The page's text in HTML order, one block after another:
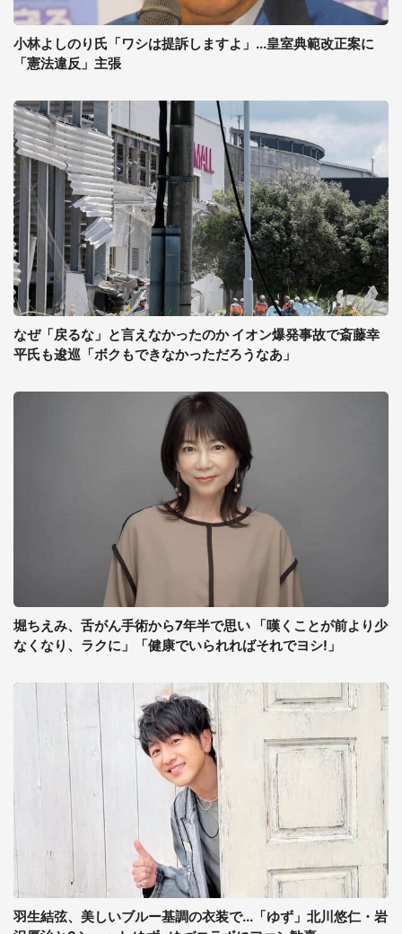
小林よしのり氏「ワシは提訴しますよ」...皇室典範改正案に
「憲法違反」主張
なぜ「戻るな」と言えなかったのか イオン爆発事故で斎藤幸
平氏も逡巡「ボクもできなかっただろうなあ」
堀ちえみ、舌がん手術から7年半で思い 「嘆くことが前より少
なくなり、ラクに」「健康でいられればそれでヨシ!」
羽生結弦、美しいブルー基調の衣装で...「ゆず」北川悠仁・岩